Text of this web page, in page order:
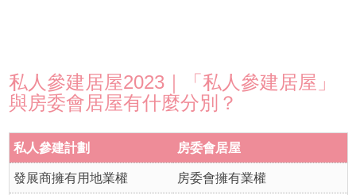
私人參建居屋2023｜「私人參建居屋」
與房委會居屋有什麼分別？
私人參建計劃 房委會居屋
發展商擁有用地業權 房委會擁有業權